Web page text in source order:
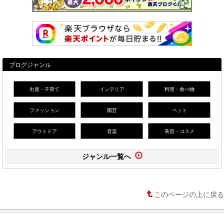
ブログジャンル
出産・子育て インテリア 料理・食べ物
ファッション 園芸 ペット
アウトドア 音楽 美容・コスメ
ジャンル一覧へ
このページの上に戻る